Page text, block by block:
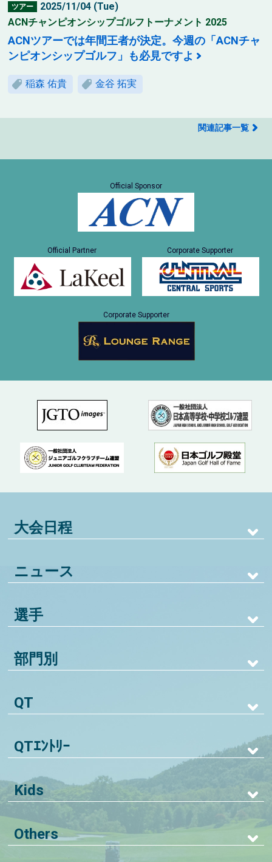
ツアー
2025/11/04 (Tue)
ACNチャンピオンシップゴルフトーナメント 2025
ACNツアーでは年間王者が決定。今週の「ACNチャ
ンピオンシップゴルフ」も必見ですよ
稲森 佑貴 金谷 拓実
関連記事一覧
Official Sponsor
Official Partner Corporate Supporter
Corporate Supporter
大会日程
ニュース
選手
部門別
QT
QTｴﾝﾄﾘｰ
Kids
Others